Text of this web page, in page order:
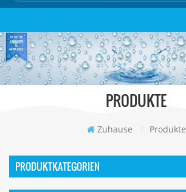
PRODUKTE
Zuhause / Produkte
PRODUKTKATEGORIEN